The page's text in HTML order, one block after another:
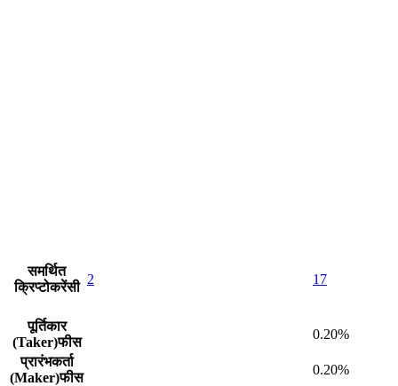
समर्थित
क्रिप्टोकरेंसी
2 17
पूर्तिकार
(Taker)फीस
0.20%
प्रारंभकर्ता
(Maker)फीस
0.20%